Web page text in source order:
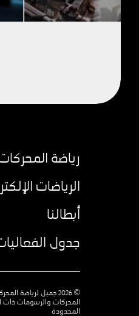
رياضة
الرياضات
أبطالنا
جدول
© 2026 جميل
المحركات والرسومات
المحدودة